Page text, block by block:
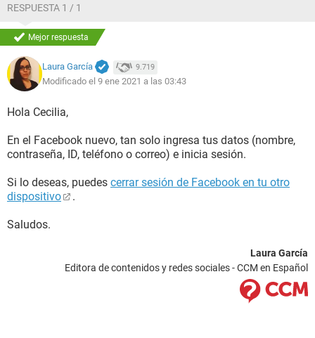
RESPUESTA 1 / 1
Mejor respuesta
Laura García 9.719
Modificado el 9 ene 2021 a las 03:43
Hola Cecilia,
En el Facebook nuevo, tan solo ingresa tus datos (nombre,
contraseña, ID, teléfono o correo) e inicia sesión.
Si lo deseas, puedes cerrar sesión de Facebook en tu otro
dispositivo
.
Saludos.
Laura García
Editora de contenidos y redes sociales - CCM en Español